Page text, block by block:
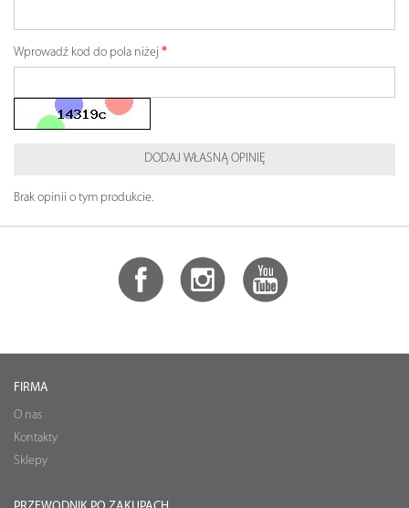
Wprowadź kod do pola niżej
DODAJ WŁASNĄ OPINIĘ
Brak opinii o tym produkcie.
FIRMA
O nas
Kontakty
Sklepy